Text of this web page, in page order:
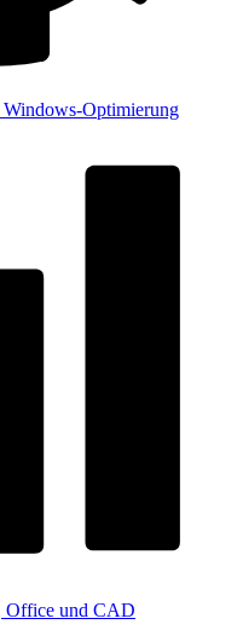
Optimierung
Office und CAD